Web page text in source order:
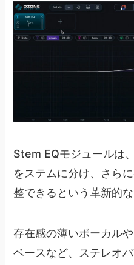
Stem EQモジュールは
をステムに分け、さら
整できるという革新的
存在感の薄いボーカル
ベースなど、ステレオ